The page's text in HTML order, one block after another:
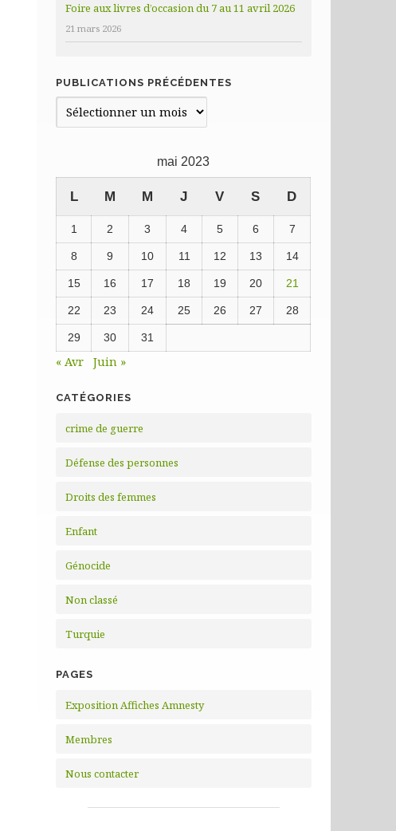
Foire aux livres d’occasion du 7 au 11 avril 2026
21 mars 2026
PUBLICATIONS PRÉCÉDENTES
Publications
précédentes
mai 2023
L M M J V S D
1 2 3 4 5 6 7
8 9 10 11 12 13 14
15 16 17 18 19 20 21
22 23 24 25 26 27 28
29 30 31
« Avr Juin »
CATÉGORIES
crime de guerre
Défense des personnes
Droits des femmes
Enfant
Génocide
Non classé
Turquie
PAGES
Exposition Affiches Amnesty
Membres
Nous contacter